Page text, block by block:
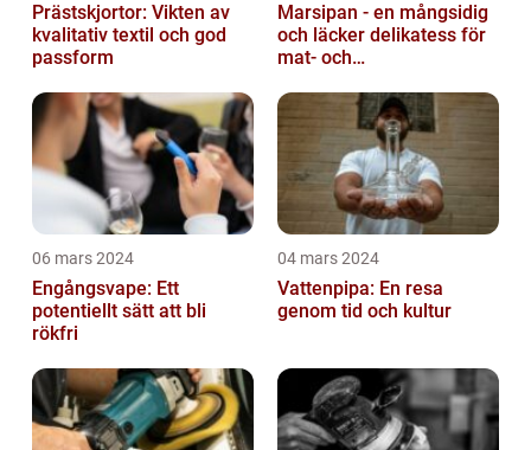
Prästskjortor: Vikten av
kvalitativ textil och god
passform
Marsipan - en mångsidig
och läcker delikatess för
mat- och
06 mars 2024
Engångsvape: Ett
potentiellt sätt att bli
rökfri
04 mars 2024
Vattenpipa: En resa
genom tid och kultur